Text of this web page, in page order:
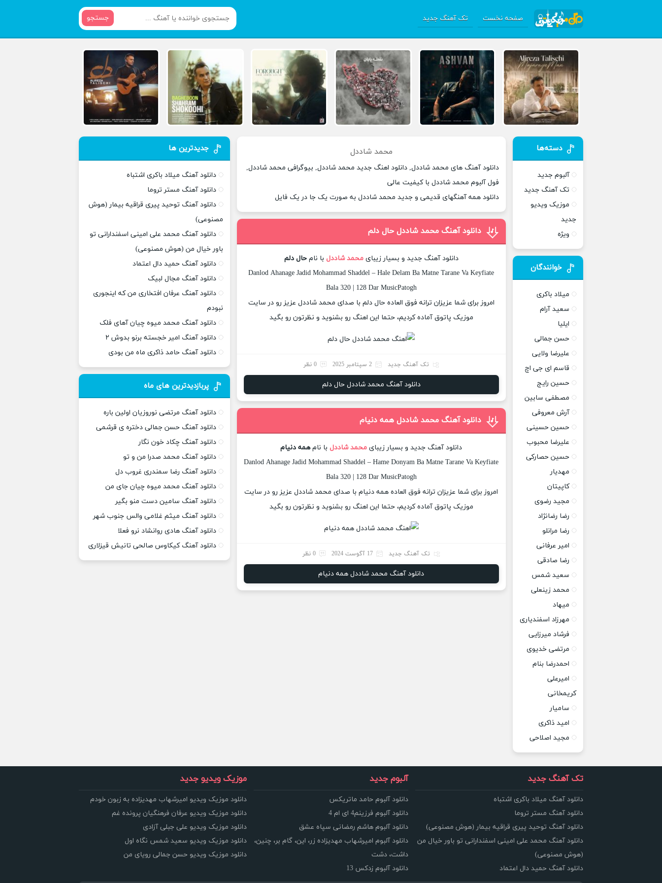
صفحه نخست تک آهنگ جدید جستجو
محمد شاددل
دانلود آهنگ های محمد شاددل, دانلود اهنگ جدید محمد شاددل, بیوگرافی محمد شاددل,
فول آلبوم محمد شاددل با کیفیت عالی
دانلود همه آهنگهای قدیمی و جدید محمد شاددل به صورت یک جا در یک فایل
دانلود آهنگ محمد شاددل حال دلم
دانلود آهنگ جدید و بسیار زیبایمحمد شاددل با نامحال دلم
Danlod Ahanage Jadid Mohammad Shaddel – Hale Delam Ba Matne Tarane Va Keyfiate
Bala 320 | 128 Dar MusicPatogh
امروز برای شما عزیزان ترانه فوق العاده حال دلم با صدای محمد شاددل عزیز رو در سایت
موزیک پاتوق آماده کردیم، حتما این اهنگ رو بشنوید و نظرتون رو بگید
تک آهنگ جدید 2 سپتامبر 2025 0 نظر
دانلود آهنگ محمد شاددل حال دلم
دانلود آهنگ محمد شاددل همه دنیام
دانلود آهنگ جدید و بسیار زیبای محمد شاددل با نامهمه دنیام
Danlod Ahanage Jadid Mohammad Shaddel – Hame Donyam Ba Matne Tarane Va Keyfiate
Bala 320 | 128 Dar MusicPatogh
امروز برای شما عزیزان ترانه فوق العاده همه دنیام با صدای محمد شاددل عزیز رو در سایت
موزیک پاتوق آماده کردیم، حتما این اهنگ رو بشنوید و نظرتون رو بگید
تک آهنگ جدید 17 آگوست 2024 0 نظر
دانلود آهنگ محمد شاددل همه دنیام
دسته‌ها
آلبوم جدید
تک آهنگ جدید
موزیک ویدیو
جدید
ویژه
خوانندگان
میلاد باکری
سعید آرام
ایلیا
حسن جمالی
علیرضا ولایی
قاسم ای جی اچ
حسین رایج
مصطفی سابین
آرش معروفی
حسین حسینی
علیرضا محبوب
حسین حصارکی
مهدیار
کاپیتان
مجید رضوی
رضا رضانژاد
رضا مرانلو
امیر عرفانی
رضا صادقی
سعید شمس
محمد زینعلی
میهاد
مهرزاد اسفندیاری
فرشاد میرزایی
مرتضی خدیوی
احمدرضا بنام
امیرعلی
کریمخانی
سامیار
امید ذاکری
مجید اصلاحی
جدیدترین ها
دانلود آهنگ میلاد باکری اشتباه
دانلود آهنگ مستر تروما
دانلود آهنگ توحید پیری قراقیه بیمار (هوش
مصنوعی)
دانلود آهنگ محمد علی امینی اسفندارانی تو
باور خیال من (هوش مصنوعی)
دانلود آهنگ حمید دال اعتماد
دانلود آهنگ مجال لبیک
دانلود آهنگ عرفان افتخاری من که اینجوری
نبودم
دانلود آهنگ محمد میوه چیان آهای فلک
دانلود آهنگ امیر خجسته برنو بدوش ۲
دانلود آهنگ حامد ذاکری ماه من بودی
پربازدیدترین های ماه
دانلود آهنگ مرتضی نوروزیان اولین باره
دانلود آهنگ حسن جمالی دختره ی قرشمی
دانلود آهنگ چکاد خون نگار
دانلود آهنگ محمد صدرا من و تو
دانلود آهنگ رضا سمندری غروب دل
دانلود آهنگ محمد میوه چیان جای من
دانلود آهنگ سامین دست منو بگیر
دانلود آهنگ میثم غلامی والس جنوب شهر
دانلود آهنگ هادی روانشاد نرو فعلا
دانلود آهنگ کیکاوس صالحی تانیش قیزلاری
تک آهنگ جدید
دانلود آهنگ میلاد باکری اشتباه
دانلود آهنگ مستر تروما
دانلود آهنگ توحید پیری قراقیه بیمار (هوش مصنوعی)
دانلود آهنگ محمد علی امینی اسفندارانی تو باور خیال من
(هوش مصنوعی)
دانلود آهنگ حمید دال اعتماد
آلبوم جدید
دانلود آلبوم حامد ماتریکس
دانلود آلبوم فرزینم4 ای ام 4
دانلود آلبوم هاشم رمضانی سپاه عشق
دانلود آلبوم امیرشهاب مهدیزاده زر، این، گام بر، چنین،
داشت، دشت
دانلود آلبوم زدکس 13
موزیک ویدیو جدید
دانلود موزیک ویدیو امیرشهاب مهدیزاده به زبون خودم
دانلود موزیک ویدیو عرفان فرهنگیان پرونده غم
دانلود موزیک ویدیو علی جبلی آزادی
دانلود موزیک ویدیو سعید شمس نگاه اول
دانلود موزیک ویدیو حسن جمالی رویای من